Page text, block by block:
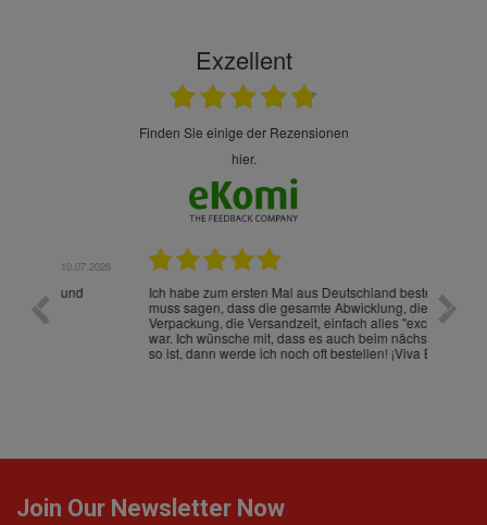
Exzellent
finden Sie einige der Rezensionen
hier.
Ich habe zum ersten Mal aus Deutschland bestellt und
muss sagen, dass die gesamte Abwicklung, die
Verpackung, die Versandzeit, einfach alles "excelente"
war. Ich wünsche mit, dass es auch beim nächsten Mal
so ist, dann werde ich noch oft bestellen! ¡Viva España!
Die
gut
ist
Join Our Newsletter Now